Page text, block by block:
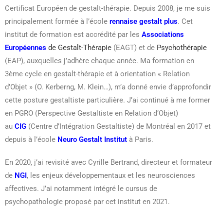
Certificat Européen de gestalt-thérapie. Depuis 2008, je me suis
principalement formée à l’école rennaise gestalt plus. Cet
institut de formation est accrédité par les Associations
Européennes de Gestalt-Thérapie (EAGT) et de Psychothérapie
(EAP), auxquelles j’adhère chaque année. Ma formation en
3ème cycle en gestalt-thérapie et à orientation « Relation
d’Objet » (O. Kerberng, M. Klein…), m’a donné envie d’approfondir
cette posture gestaltiste particulière. J’ai continué à me former
en PGRO (Perspective Gestaltiste en Relation d’Objet)
au CIG (Centre d’Intégration Gestaltiste) de Montréal en 2017 et
depuis à l’école Neuro Gestalt Institut à Paris.
En 2020, j’ai revisité avec Cyrille Bertrand, directeur et formateur
de NGI, les enjeux développementaux et les neurosciences
affectives. J’ai notamment intégré le cursus de
psychopathologie proposé par cet institut en 2021.